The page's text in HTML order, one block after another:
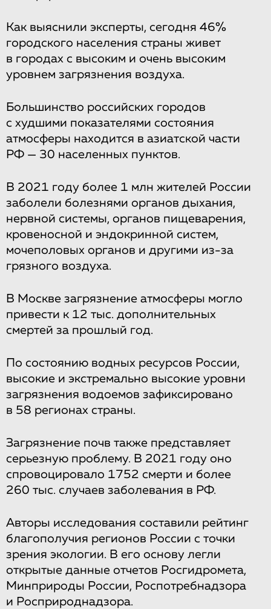
Как выяснили эксперты, сегодня 46%
городского населения страны живет
в городах с высоким и очень высоким
уровнем загрязнения воздуха.
Большинство российских городов
с худшими показателями состояния
атмосферы находится в азиатской части
РФ — 30 населенных пунктов.
В 2021 году более 1 млн жителей России
заболели болезнями органов дыхания,
нервной системы, органов пищеварения,
кровеносной и эндокринной систем,
мочеполовых органов и другими из-за
грязного воздуха.
В Москве загрязнение атмосферы могло
привести к 12 тыс. дополнительных
смертей за прошлый год.
По состоянию водных ресурсов России,
высокие и экстремально высокие уровни
загрязнения водоемов зафиксировано
в 58 регионах страны.
Загрязнение почв также представляет
серьезную проблему. В 2021 году оно
спровоцировало 1752 смерти и более
260 тыс. случаев заболевания в РФ.
Авторы исследования составили рейтинг
благополучия регионов России с точки
зрения экологии. В его основу легли
открытые данные отчетов Росгидромета,
Минприроды России, Роспотребнадзора
и Росприроднадзора.